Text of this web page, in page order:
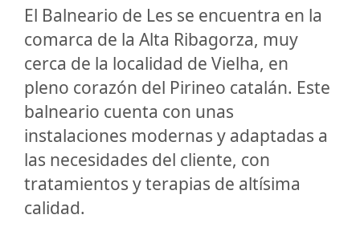
El Balneario de Les se encuentra en la
comarca de la Alta Ribagorza, muy
cerca de la localidad de Vielha, en
pleno corazón del Pirineo catalán. Este
balneario cuenta con unas
instalaciones modernas y adaptadas a
las necesidades del cliente, con
tratamientos y terapias de altísima
calidad.